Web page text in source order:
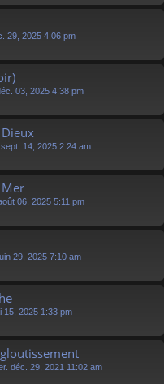
29, 2025 4:06 pm
03, 2025 4:38 pm
14, 2025 2:24 am
Mer
06, 2025 5:11 pm
29, 2025 7:10 am
15, 2025 1:33 pm
déc. 29, 2021 11:02 am